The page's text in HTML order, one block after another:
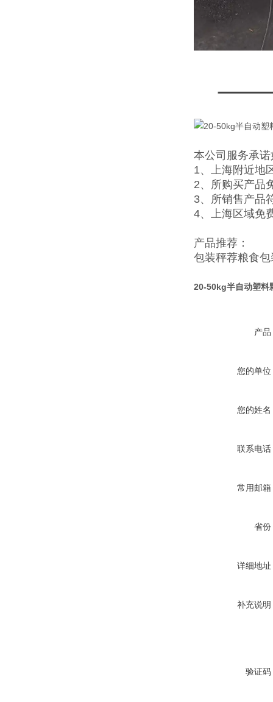
本公司服务承
1、上海附近地
2、所购买产品
3、所销售产品
4、上海区域免
产品推荐：
包装秤荐粮食包
20-50kg半自动塑料
产品
您的单位
您的姓名
联系电话
常用邮箱
省份
详细地址
补充说明
验证码